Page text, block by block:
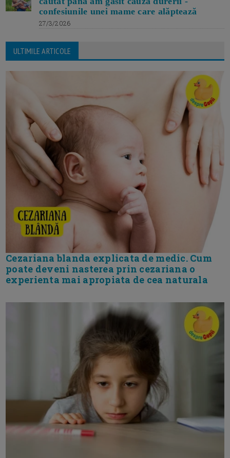
confesiunile unei mame care alăptează
27/3/2026
ULTIMILE ARTICOLE
Cezariana blanda explicata de medic. Cum
poate deveni nasterea prin cezariana o
experienta mai apropiata de cea naturala